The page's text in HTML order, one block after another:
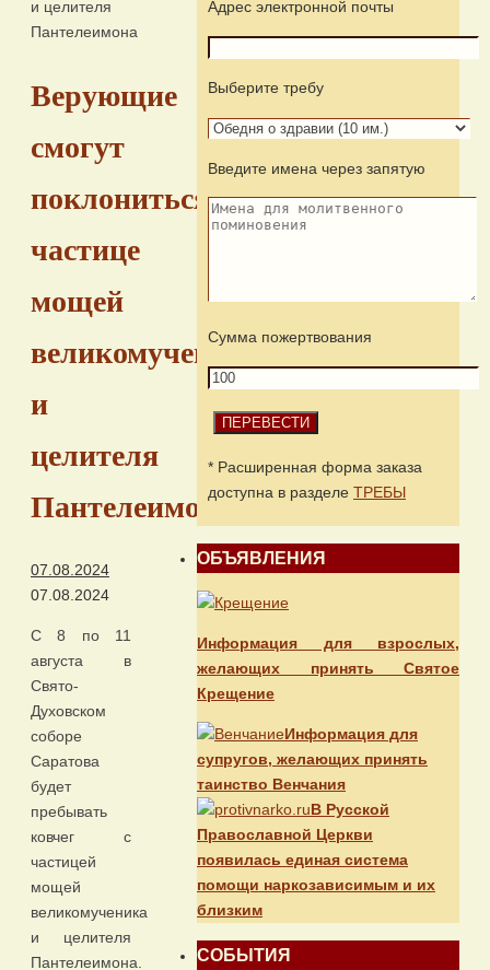
и целителя
Пантелеимона
Верующие
смогут
поклониться
частице
мощей
великомученика
и
целителя
Пантелеимона
07.08.2024
07.08.2024
С 8 по 11
августа в
Свято-
Духовском
соборе
Саратова
будет
пребывать
ковчег с
частицей
мощей
великомученика
и целителя
Пантелеимона.
Адрес электронной почты
Выберите требу
Введите имена через запятую
Сумма пожертвования
* Расширенная форма заказа
доступна в разделе ТРЕБЫ
ОБЪЯВЛЕНИЯ
Информация для взрослых,
желающих принять Святое
Крещение
Информация для
супругов, желающих принять
таинство Венчания
В Русской
Православной Церкви
появилась единая система
помощи наркозависимым и их
близким
СОБЫТИЯ